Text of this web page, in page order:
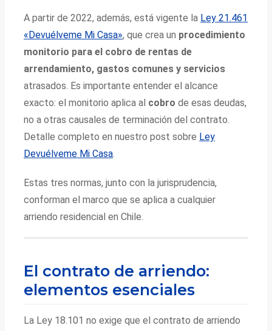
A partir de 2022, además, está vigente la Ley 21.461
«Devuélveme Mi Casa», que crea un procedimiento
monitorio para el cobro de rentas de
arrendamiento, gastos comunes y servicios
atrasados. Es importante entender el alcance
exacto: el monitorio aplica al cobro de esas deudas,
no a otras causales de terminación del contrato.
Detalle completo en nuestro post sobre Ley
Devuélveme Mi Casa.
Estas tres normas, junto con la jurisprudencia,
conforman el marco que se aplica a cualquier
arriendo residencial en Chile.
El contrato de arriendo:
elementos esenciales
La Ley 18.101 no exige que el contrato de arriendo